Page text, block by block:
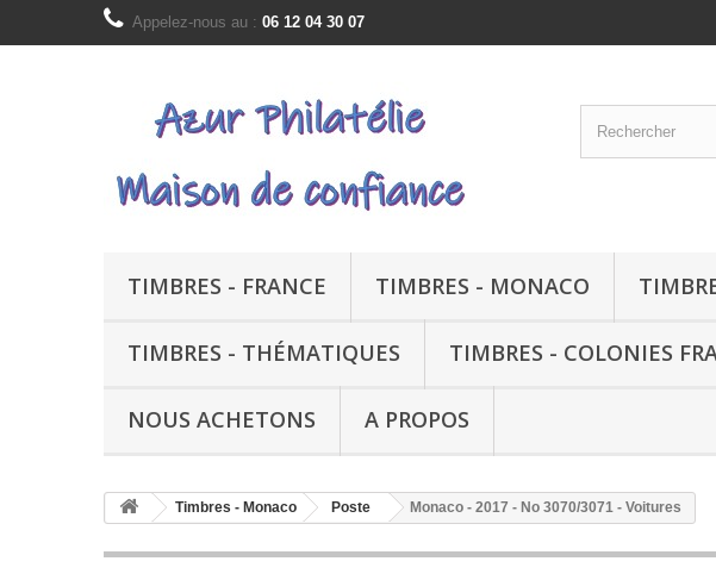
Appelez-nous au : 06 12 04 30 07
TIMBRES - FRANCE TIMBRES - MONACO
TIMBRES - THÉMATIQUES TIMBRES - COLONIES
NOUS ACHETONS A PROPOS
Timbres - Monaco Poste Monaco - 2017 - No 3070/3071 - Voitures